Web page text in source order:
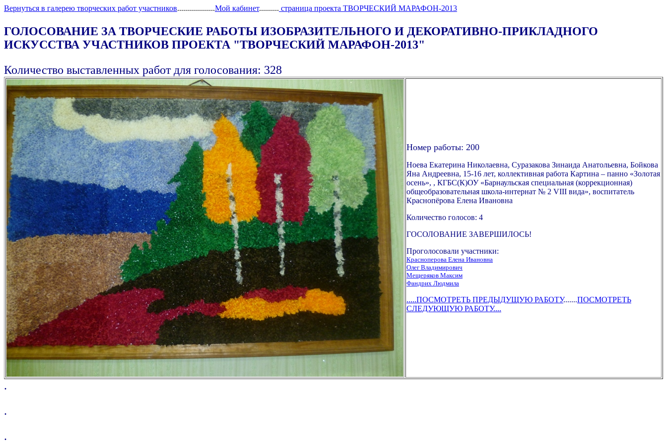
Вернуться в галерею творческих работ участников...................Мой кабинет.......... страница проекта ТВОРЧЕСКИЙ МАРАФОН-2013
ГОЛОСОВАНИЕ ЗА ТВОРЧЕСКИЕ РАБОТЫ ИЗОБРАЗИТЕЛЬНОГО И ДЕКОРАТИВНО-ПРИКЛАДНОГО
ИСКУССТВА УЧАСТНИКОВ ПРОЕКТА "ТВОРЧЕСКИЙ МАРАФОН-2013"
Количество выставленных работ для голосования: 328
Номер работы: 200
Ноева Екатерина Николаевна, Суразакова Зинаида Анатольевна, Бойкова
Яна Андреевна, 15-16 лет, коллективная работа Картина – панно «Золотая
осень», , КГБС(К)ОУ «Барнаульская специальная (коррекционная)
общеобразовательная школа-интернат № 2 VIII вида», воспитатель
Краснопёрова Елена Ивановна
Количество голосов: 4
ГОСОЛОВАНИЕ ЗАВЕРШИЛОСЬ!
Проголосовали участники:
Красноперова Елена Ивановна
Олег Владимирович
Мещеряков Максим
Фандрих Людмила
.....ПОСМОТРЕТЬ ПРЕДЫДУЩУЮ РАБОТУ.......ПОСМОТРЕТЬ
СЛЕДУЮЩУЮ РАБОТУ....
.
.
.